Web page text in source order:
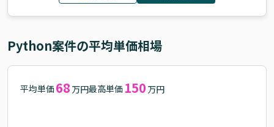
Python案件の平均単価相場
平均単価 68 万円最高単価 150 万円